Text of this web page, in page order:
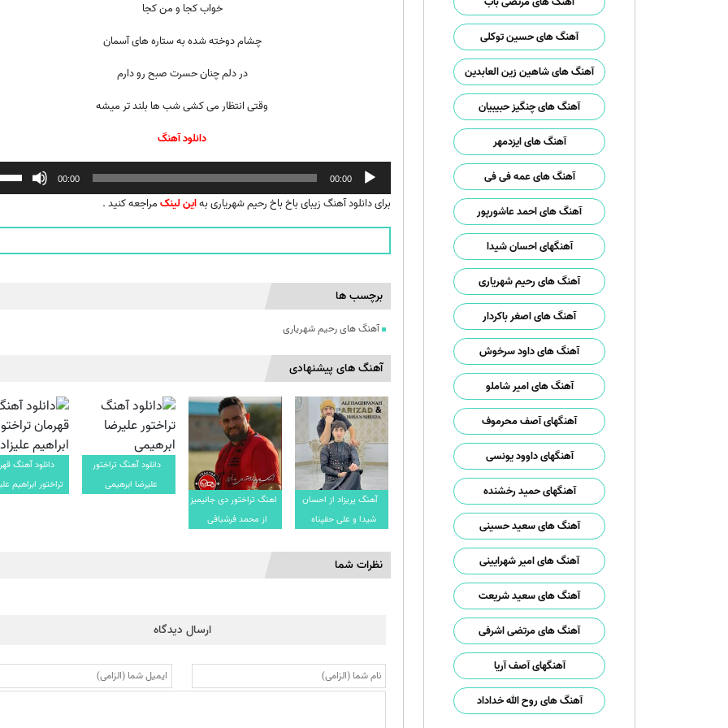
آهنگ های حسین توکلی
آهنگ های شاهین زین العابدین
آهنگ های چنگیز حبیبیان
آهنگ های ایزدمهر
آهنگ های عمه فی فی
آهنگ های احمد عاشورپور
آهنگهای احسان شیدا
آهنگ های رحیم شهریاری
آهنگ های اصغر باکردار
آهنگ های داود سرخوش
آهنگ های امیر شاملو
آهنگهای آصف محرموف
آهنگهای داوود یونسی
آهنگهای حمید رخشنده
آهنگ های سعید حسینی
آهنگ های امیر شهرایینی
آهنگ های سعید شریعت
آهنگ های مرتضی اشرفی
آهنگهای آصف آریا
آهنگ های روح الله خداداد
خواب کجا و من کجا
چشام دوخته شده به ستاره های آسمان
در دلم چنان حسرت صبح رو دارم
وقتی انتظار می کشی شب ها بلند تر میشه
دانلود آهنگ
پخش‌کننده
صوت
00:00
00:00
برای دانلود آهنگ زیبای باخ باخ رحیم شهریاری بهاین لینکمراجعه کنید .
برچسب ها
آهنگ های رحیم شهریاری
آهنگ های پیشنهادی
آهنگ پریزاد از احسان
شیدا و علی حقپناه
اهنگ تراختور دی جانیمیز
از محمد فرشبافی
دانلود آهنگ تراختور
علیرضا ابرهیمی
دانلود آهنگ
تراختور ابراهیم
نظرات شما
ارسال دیدگاه